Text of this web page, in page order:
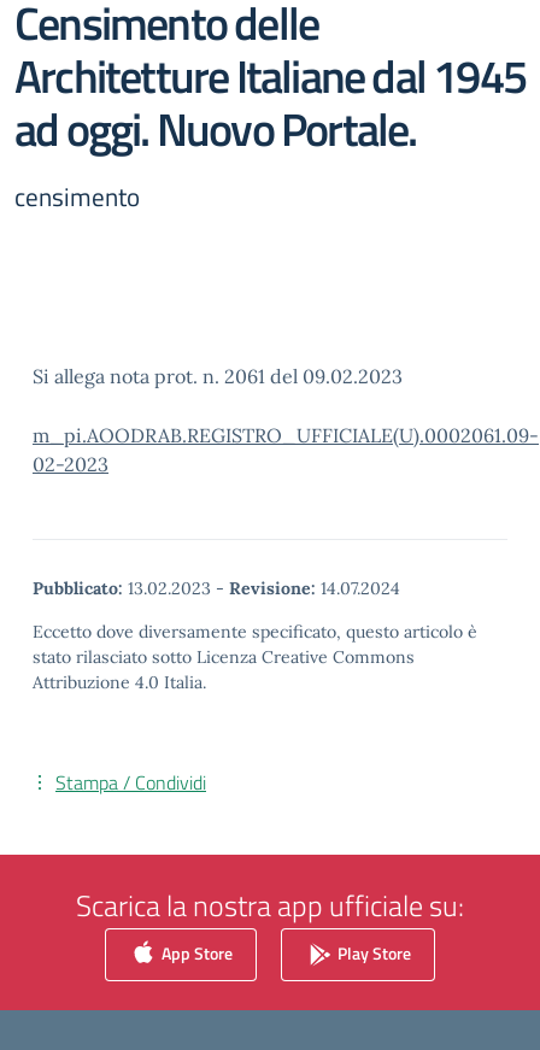
Censimento delle
Architetture Italiane dal 1945
ad oggi. Nuovo Portale.
censimento
Si allega nota prot. n. 2061 del 09.02.2023
m_pi.AOODRAB.REGISTRO_UFFICIALE(U).0002061.09-
02-2023
Pubblicato: 13.02.2023 - Revisione: 14.07.2024
Eccetto dove diversamente specificato, questo articolo è
stato rilasciato sotto Licenza Creative Commons
Attribuzione 4.0 Italia.
Stampa / Condividi
Scarica la nostra app ufficiale su:
App Store Play Store